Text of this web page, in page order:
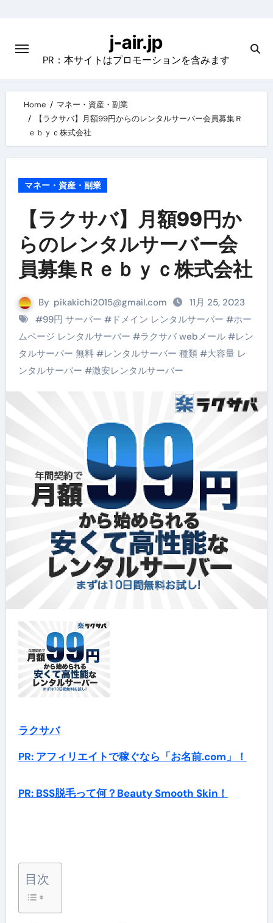
content
j-air.jp
PR：本サイトはプロモーションを含みます
Home
マネー・資産・副業
【ラクサバ】月額99円からのレンタルサーバー会員募集Ｒ
ｅｂｙｃ株式会社
マネー・資産・副業
【ラクサバ】月額99円か
らのレンタルサーバー会
員募集Ｒｅｂｙｃ株式会社
By pikakichi2015@gmail.com
11月 25, 2023
#99円 サーバー #ドメイン レンタルサーバー #ホー
ムページ レンタルサーバー #ラクサバ webメール#レン
タルサーバー 無料#レンタルサーバー 種類#大容量 レ
ンタルサーバー #激安レンタルサーバー
ラクサバ
PR: アフィリエイトで稼ぐなら「お名前.com」！
PR: BSS脱毛って何？Beauty Smooth Skin！
目次